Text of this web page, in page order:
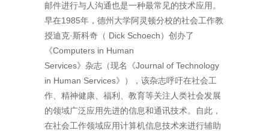
邮件进行与人沟通也是一种最常见的技术应用。
早在1985年，德州大学阿灵顿分校的社会工作教
授迪克·斯科奇（ Dick Schoech）创办了
《Computers in Human
Services》杂志（现名《Journal of Technology
in Human Services》），该杂志呼吁在社会工
作、精神健康、福利、教育等关注人类社会发展
的领域广泛应用先进的信息和通讯技术。自此，
在社会工作领域应用计算机信息技术来进行辅助